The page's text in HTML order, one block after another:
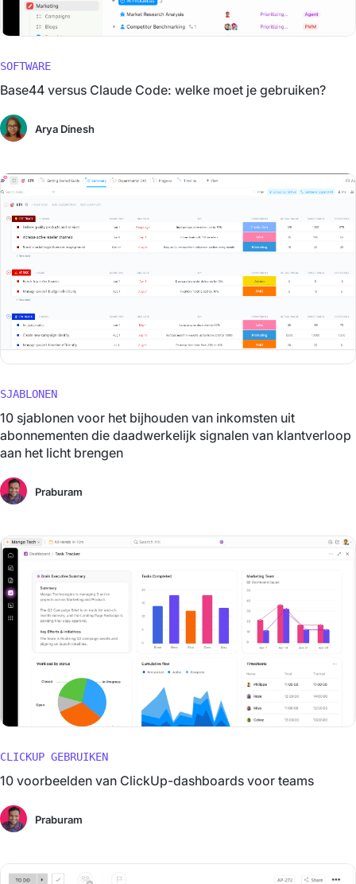
SOFTWARE
Base44 versus Claude Code: welke moet je gebruiken?
Arya Dinesh
SJABLONEN
10 sjablonen voor het bijhouden van inkomsten uit
abonnementen die daadwerkelijk signalen van klantverloop
aan het licht brengen
Praburam
CLICKUP GEBRUIKEN
10 voorbeelden van ClickUp-dashboards voor teams
Praburam